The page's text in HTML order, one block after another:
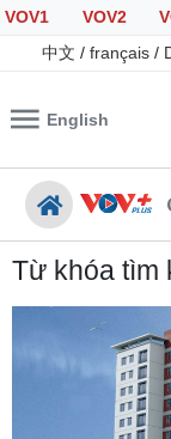
VOV1 VOV2
中文 / français /
English
Tổ chức nhân sự
Từ khóa tìm